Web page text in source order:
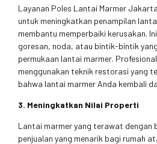
Layanan Poles Lantai Marmer
untuk meningkatkan penampilan
membantu memperbaiki kerusakan.
goresan, noda, atau bintik-bintik
permukaan lantai marmer.
menggunakan teknik restorasi yang
bahwa lantai marmer Anda kembali
3. Meningkatkan Nilai Properti
Lantai marmer yang terawat
penjualan yang menarik bagi rumah